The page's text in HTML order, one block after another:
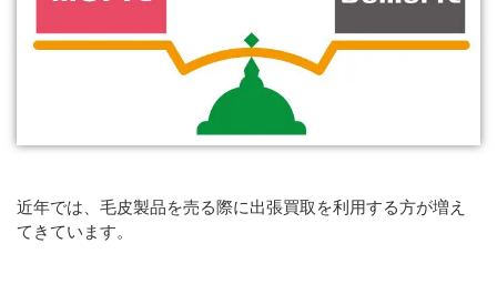
近年では、毛皮製品を売る際に出張買取を利用する方が増え
てきています。